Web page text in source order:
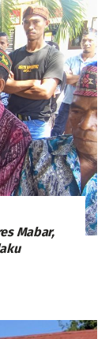
Mabar,